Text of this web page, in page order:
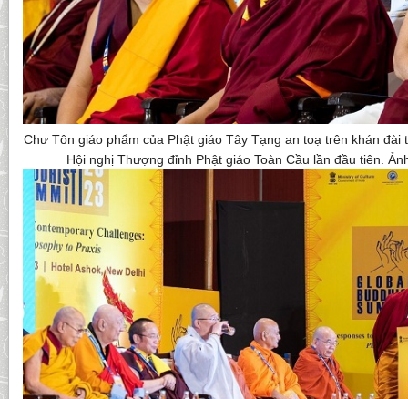
Chư Tôn giáo phẩm của Phật giáo Tây Tạng an toạ trên khán đài
Hội nghị Thượng đỉnh Phật giáo Toàn Cầu lần đầu tiên.